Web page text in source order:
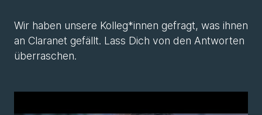
Wir haben unsere Kolleg*innen gefragt, was ihnen
an Claranet gefällt. Lass Dich von den Antworten
überraschen.